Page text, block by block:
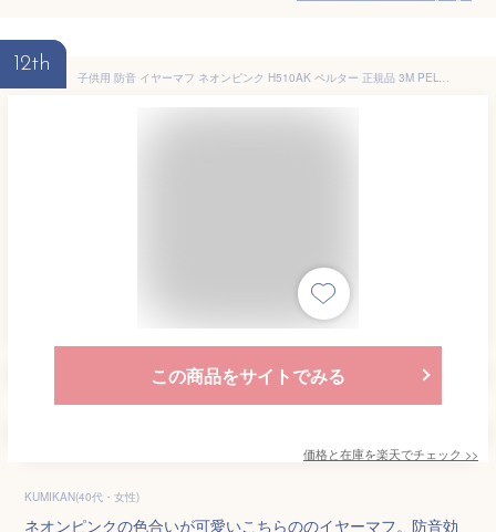
12th
子供用 防音 イヤーマフ ネオンピンク H510AK ペルター 正規品 3M PELTOR 対象年齢7歳以下 ヘッドバンド (遮音値NRR21dB)【キッズ 聴覚過敏 自閉症 耳栓 防音 騒音 イアーマフ 幼児 赤ちゃん あす楽】
この商品をサイトでみる
価格と在庫を楽天でチェック >>
KUMIKAN(40代・女性)
ネオンピンクの色合いが可愛いこちらののイヤーマフ。防音効